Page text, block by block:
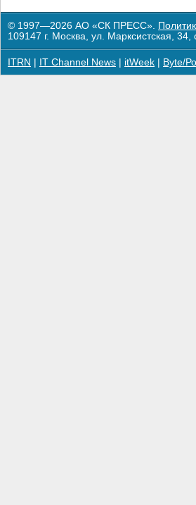
© 1997—2026 АО «СК ПРЕСС».
109147 г. Москва, ул. Марксистская,
ITRN IT Channel News itWeek Byte/